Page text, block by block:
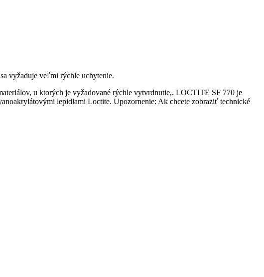
vyžaduje veľmi rýchle uchytenie.
u ktorých je vyžadované rýchle vytvrdnutie,. LOCTITE SF 770 je
lepidlami Loctite. Upozornenie: Ak chcete zobraziť technické